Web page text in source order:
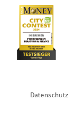
Datenschutz